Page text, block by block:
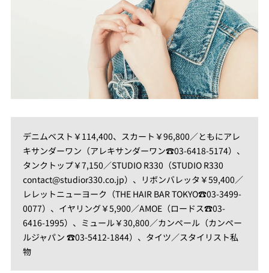
デニムベスト￥114,400、スカート￥96,800／ともにアレ
キサンダーワン（アレキサンダーワン☎03-6418-5174）、
タンクトップ￥7,150／STUDIO R330（STUDIO R330
contact@studior330.co.jp）、リボンバレッタ￥59,400／
レレットニューヨーク（THE HAIR BAR TOKYO☎03-3499-
0077）、イヤリング￥5,900／AMOE（ロードス☎03-
6416-1995）、ミュール￥30,800／カンペール（カンペー
ルジャパン ☎03-5412-1844）、タイツ／スタイリスト私
物